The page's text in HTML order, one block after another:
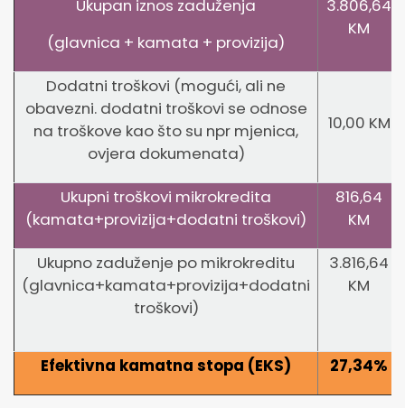
Ukupan iznos zaduženja
(glavnica + kamata + provizija)
3.806,64
KM
Dodatni troškovi (mogući, ali ne
obavezni. dodatni troškovi se odnose
na troškove kao što su npr mjenica,
ovjera dokumenata)
10,00 KM
Ukupni troškovi mikrokredita
(kamata+provizija+dodatni troškovi)
816,64
KM
Ukupno zaduženje po mikrokreditu
(glavnica+kamata+provizija+dodatni
troškovi)
3.816,64
KM
Efektivna kamatna stopa (EKS) 27,34%